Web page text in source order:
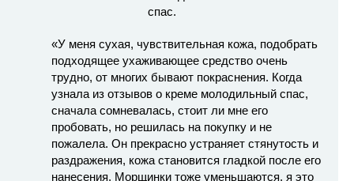
«У меня сухая, чувствительная кожа, подобрать
подходящее ухаживающее средство очень
трудно, от многих бывают покраснения. Когда
узнала из отзывов о креме молодильный спас,
сначала сомневалась, стоит ли мне его
пробовать, но решилась на покупку и не
пожалела. Он прекрасно устраняет стянутость и
раздражения, кожа становится гладкой после его
нанесения. Морщинки тоже уменьшаются, я это